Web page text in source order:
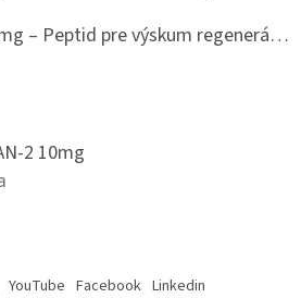
BPC-157 5mg – Peptid pre výskum regenerácie.
je 5 z 5 hviezdičiek.
2 10mg
je 5 z 5 hviezdičiek.
YouTube Facebook Linkedin